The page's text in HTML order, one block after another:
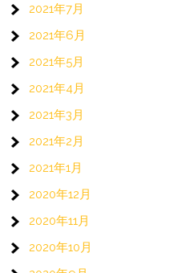
2021年7月
2021年6月
2021年5月
2021年4月
2021年3月
2021年2月
2021年1月
2020年12月
2020年11月
2020年10月